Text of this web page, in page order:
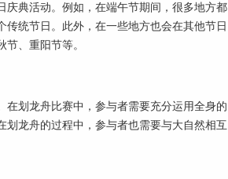
庆典活动。例如，在端午节期间，很多地方都
统节日。此外，在一些地方也会在其他节日
、重阳节等。
划龙舟比赛中，参与者需要充分运用全身的
划龙舟的过程中，参与者也需要与大自然相互